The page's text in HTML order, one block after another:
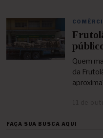
Quem
da
FAÇA SUA BUSCA AQUI